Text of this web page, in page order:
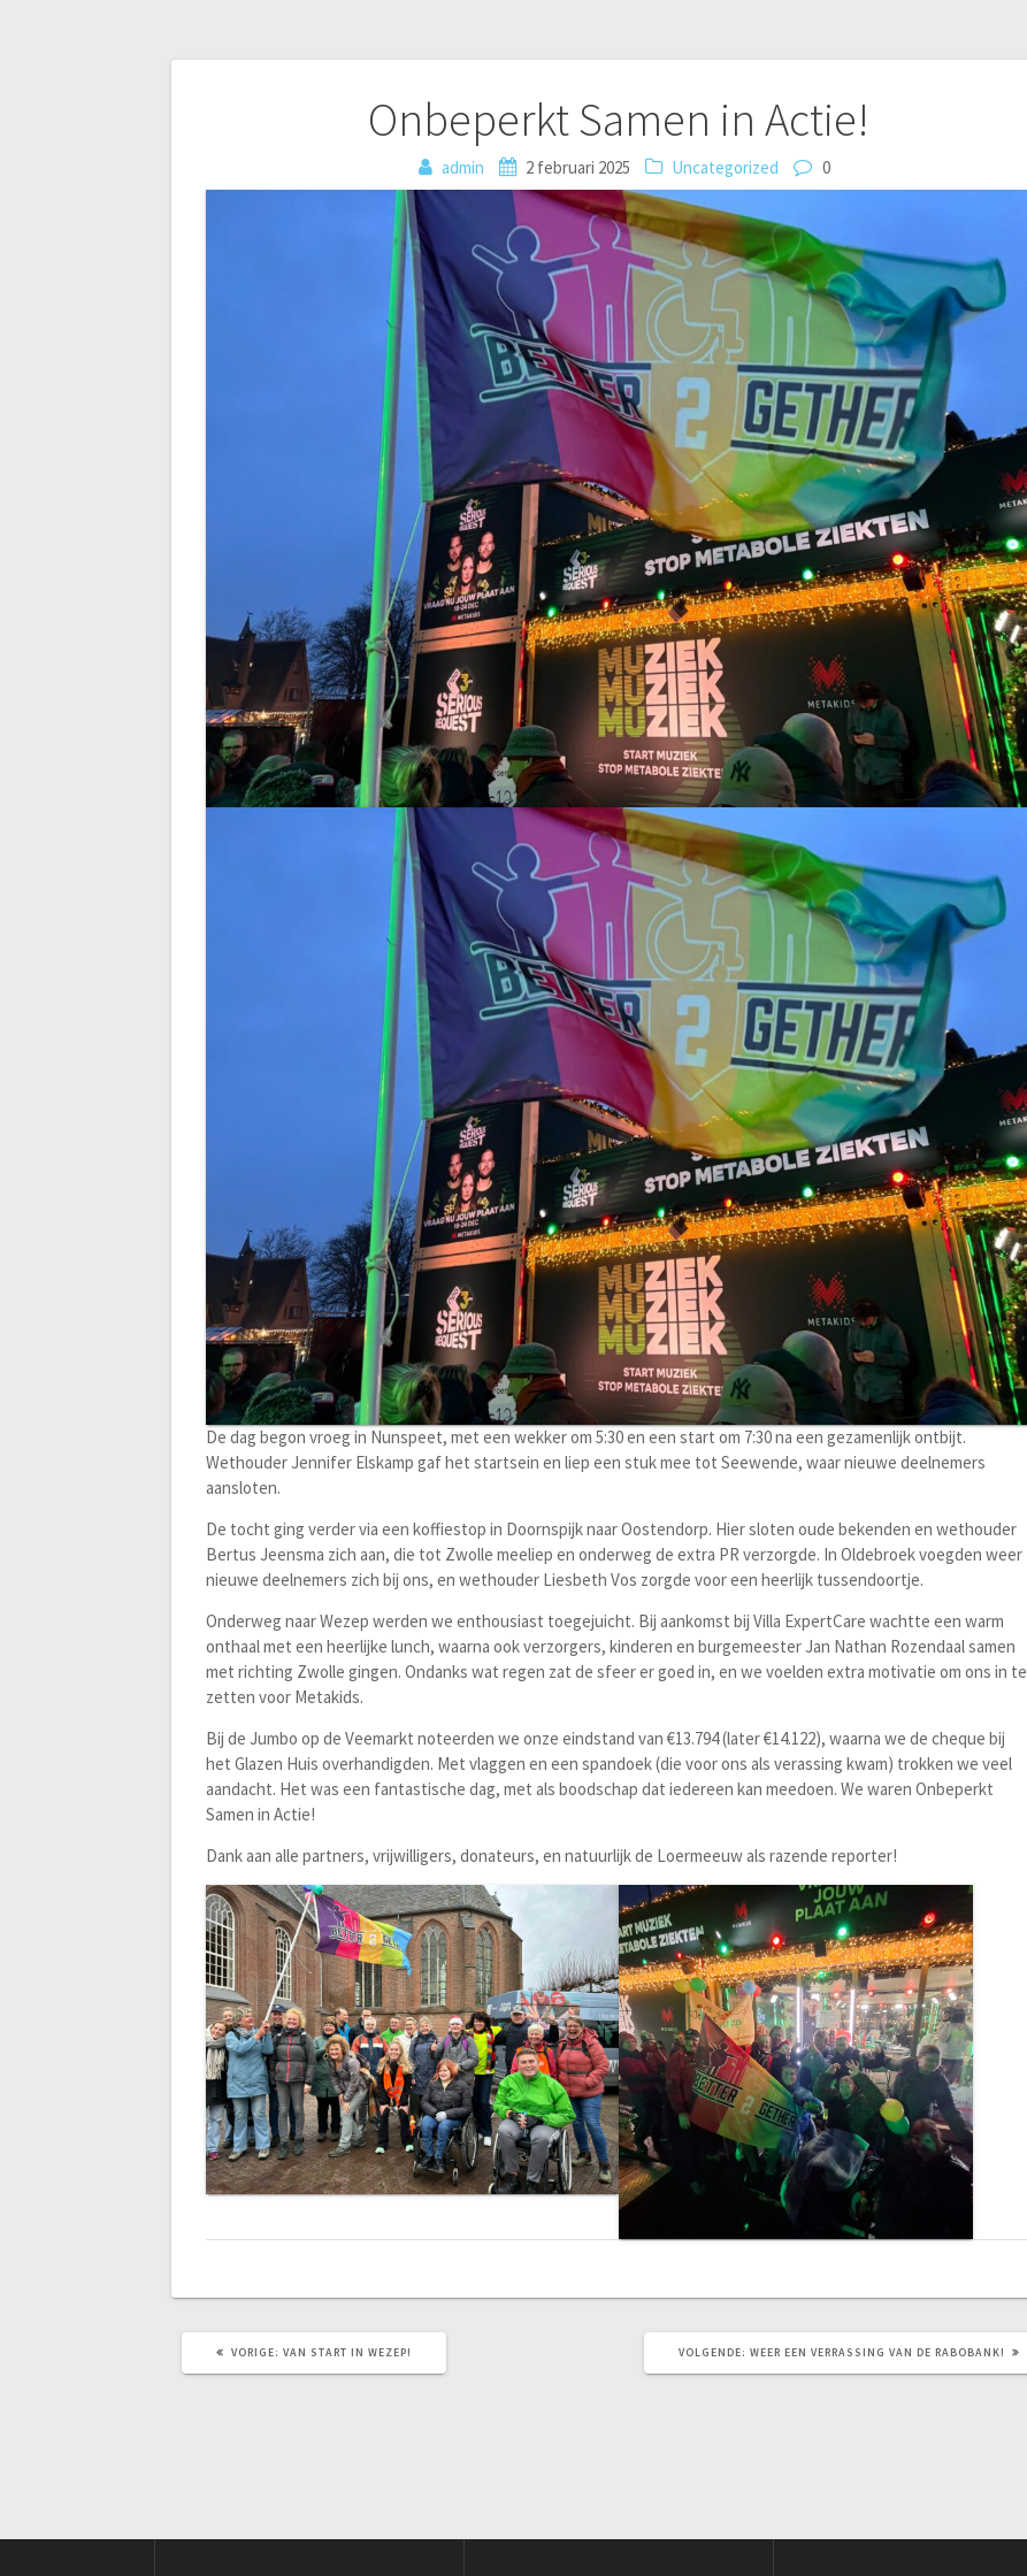
Onbeperkt Samen in Actie!
admin 2 februari 2025 Uncategorized 0
De dag begon vroeg in Nunspeet, met een wekker om 5:30 en een start om 7:30 na een gezamenlijk ontbijt.
Wethouder Jennifer Elskamp gaf het startsein en liep een stuk mee tot Seewende, waar nieuwe deelnemers
aansloten.
De tocht ging verder via een koffiestop in Doornspijk naar Oostendorp. Hier sloten oude bekenden en wethouder
Bertus Jeensma zich aan, die tot Zwolle meeliep en onderweg de extra PR verzorgde. In Oldebroek voegden weer
nieuwe deelnemers zich bij ons, en wethouder Liesbeth Vos zorgde voor een heerlijk tussendoortje.
Onderweg naar Wezep werden we enthousiast toegejuicht. Bij aankomst bij Villa ExpertCare wachtte een warm
onthaal met een heerlijke lunch, waarna ook verzorgers, kinderen en burgemeester Jan Nathan Rozendaal samen
met richting Zwolle gingen. Ondanks wat regen zat de sfeer er goed in, en we voelden extra motivatie om ons in te
zetten voor Metakids.
Bij de Jumbo op de Veemarkt noteerden we onze eindstand van €13.794 (later €14.122), waarna we de cheque bij
het Glazen Huis overhandigden. Met vlaggen en een spandoek (die voor ons als verassing kwam) trokken we veel
aandacht. Het was een fantastische dag, met als boodschap dat iedereen kan meedoen. We waren Onbeperkt
Samen in Actie!
Dank aan alle partners, vrijwilligers, donateurs, en natuurlijk de Loermeeuw als razende reporter!
VORIGE: VORIG
VAN START IN WEZEP! VOLGENDE: VOLGEND
WEER EEN VERRASSING VAN DE RABOBANK!